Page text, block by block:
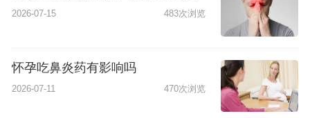
2026-07-15 483次浏览
怀孕吃鼻炎药有影响吗
2026-07-11 470次浏览